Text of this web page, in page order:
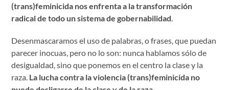
(trans)feminicida nos enfrenta a la transformación
radical de todo un sistema de gobernabilidad
Desenmascaramos el uso de palabras, o frases, que puedan
parecer inocuas, pero no lo son: nunca hablamos sólo de
desigualdad, sino que ponemos en el centro la clase y la
raza. La lucha contra la violencia (trans)feminicida no